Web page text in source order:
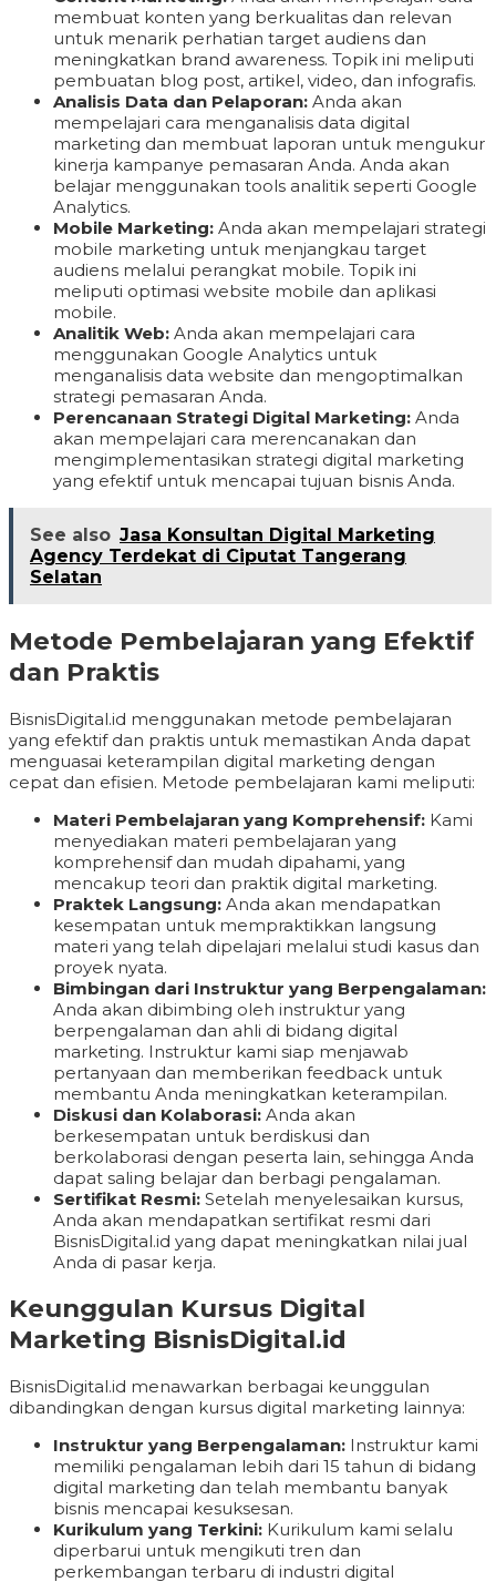
membuat konten yang berkualitas dan relevan
untuk menarik perhatian target audiens dan
meningkatkan brand awareness. Topik ini meliputi
pembuatan blog post, artikel, video, dan infografis.
Analisis Data dan Pelaporan: Anda akan
mempelajari cara menganalisis data digital
marketing dan membuat laporan untuk mengukur
kinerja kampanye pemasaran Anda. Anda akan
belajar menggunakan tools analitik seperti Google
Analytics.
Mobile Marketing: Anda akan mempelajari strategi
mobile marketing untuk menjangkau target
audiens melalui perangkat mobile. Topik ini
meliputi optimasi website mobile dan aplikasi
mobile.
Analitik Web: Anda akan mempelajari cara
menggunakan Google Analytics untuk
menganalisis data website dan mengoptimalkan
strategi pemasaran Anda.
Perencanaan Strategi Digital Marketing: Anda
akan mempelajari cara merencanakan dan
mengimplementasikan strategi digital marketing
yang efektif untuk mencapai tujuan bisnis Anda.
See also Jasa Konsultan Digital Marketing
Agency Terdekat di Ciputat Tangerang
Selatan
Metode Pembelajaran yang Efektif
dan Praktis
BisnisDigital.id menggunakan metode pembelajaran
yang efektif dan praktis untuk memastikan Anda dapat
menguasai keterampilan digital marketing dengan
cepat dan efisien. Metode pembelajaran kami meliputi:
Materi Pembelajaran yang Komprehensif: Kami
menyediakan materi pembelajaran yang
komprehensif dan mudah dipahami, yang
mencakup teori dan praktik digital marketing.
Praktek Langsung: Anda akan mendapatkan
kesempatan untuk mempraktikkan langsung
materi yang telah dipelajari melalui studi kasus dan
proyek nyata.
Bimbingan dari Instruktur yang Berpengalaman:
Anda akan dibimbing oleh instruktur yang
berpengalaman dan ahli di bidang digital
marketing. Instruktur kami siap menjawab
pertanyaan dan memberikan feedback untuk
membantu Anda meningkatkan keterampilan.
Diskusi dan Kolaborasi: Anda akan
berkesempatan untuk berdiskusi dan
berkolaborasi dengan peserta lain, sehingga Anda
dapat saling belajar dan berbagi pengalaman.
Sertifikat Resmi: Setelah menyelesaikan kursus,
Anda akan mendapatkan sertifikat resmi dari
BisnisDigital.id yang dapat meningkatkan nilai jual
Anda di pasar kerja.
Keunggulan Kursus Digital
Marketing BisnisDigital.id
BisnisDigital.id menawarkan berbagai keunggulan
dibandingkan dengan kursus digital marketing lainnya:
Instruktur yang Berpengalaman: Instruktur kami
memiliki pengalaman lebih dari 15 tahun di bidang
digital marketing dan telah membantu banyak
bisnis mencapai kesuksesan.
Kurikulum yang Terkini: Kurikulum kami selalu
diperbarui untuk mengikuti tren dan
perkembangan terbaru di industri digital